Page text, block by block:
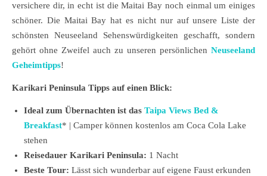
versichere dir, in echt ist die Maitai Bay noch einmal um einiges
schöner. Die Maitai Bay hat es nicht nur auf unsere Liste der
schönsten Neuseeland Sehenswürdigkeiten geschafft, sondern
gehört ohne Zweifel auch zu unseren persönlichen Neuseeland
Geheimtipps!
Karikari Peninsula Tipps auf einen Blick:
Ideal zum Übernachten ist das Taipa Views Bed &
Breakfast* | Camper können kostenlos am Coca Cola Lake
stehen
Reisedauer Karikari Peninsula: 1 Nacht
Beste Tour: Lässt sich wunderbar auf eigene Faust erkunden